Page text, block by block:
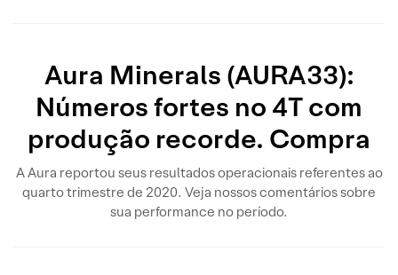
Aura Minerals (AURA33):
Números fortes no 4T com
produção recorde. Compra
A Aura reportou seus resultados operacionais referentes ao
quarto trimestre de 2020. Veja nossos comentários sobre
sua performance no período.